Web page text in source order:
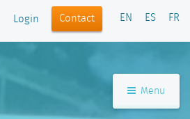
Login Contact EN ES FR
Menu